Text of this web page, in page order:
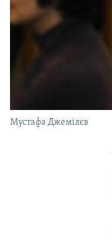
Мустафа Джемілєв